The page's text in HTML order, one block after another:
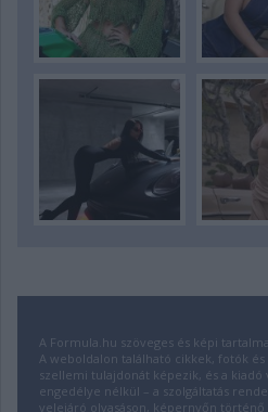
A Formula.hu szöveges és képi
A weboldalon található cikkek, fotók és
szellemi tulajdonát képezik, és a
engedélye nélkül – a szolgáltatás
velejáró olvasáson, képernyőn